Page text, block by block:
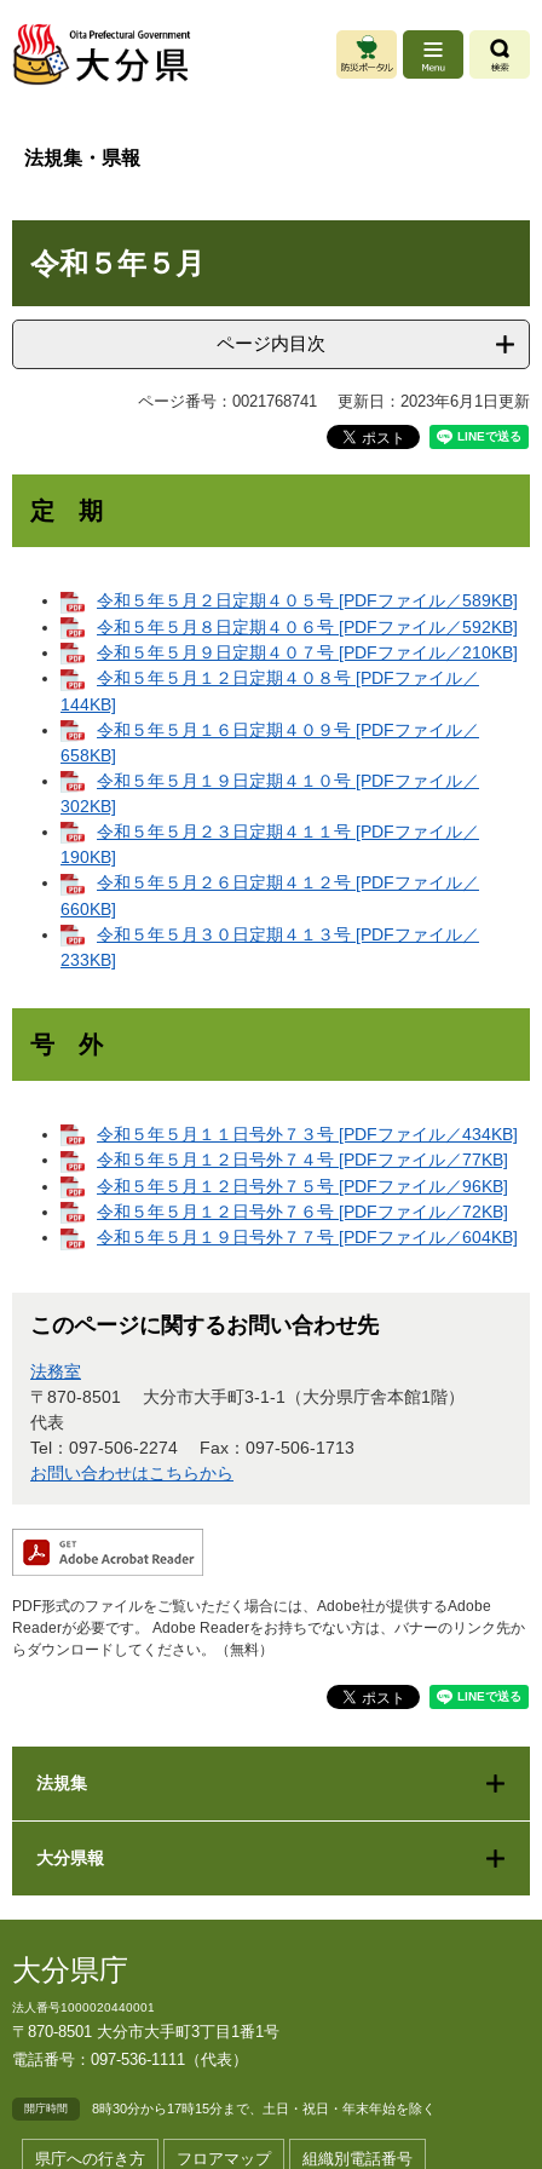
ジ
ュ
法規集・県報
令和５年５月
ページ内目次
ページ番号：0021768741 更新日：2023年6月1日更新
定 期
令和５年５月２日定期４０５号 [PDFファイル／589KB]
令和５年５月８日定期４０６号 [PDFファイル／592KB]
令和５年５月９日定期４０７号 [PDFファイル／210KB]
令和５年５月１２日定期４０８号 [PDFファイル／
144KB]
令和５年５月１６日定期４０９号 [PDFファイル／
658KB]
令和５年５月１９日定期４１０号 [PDFファイル／
302KB]
令和５年５月２３日定期４１１号 [PDFファイル／
190KB]
令和５年５月２６日定期４１２号 [PDFファイル／
660KB]
令和５年５月３０日定期４１３号 [PDFファイル／
233KB]
号 外
令和５年５月１１日号外７３号 [PDFファイル／434KB]
令和５年５月１２日号外７４号 [PDFファイル／77KB]
令和５年５月１２日号外７５号 [PDFファイル／96KB]
令和５年５月１２日号外７６号 [PDFファイル／72KB]
令和５年５月１９日号外７７号 [PDFファイル／604KB]
このページに関するお問い合わせ先
法務室
〒870-8501
大分市大手町3-1-1（大分県庁舎本館1階）
代表
Tel：097-506-2274
Fax：097-506-1713
お問い合わせはこちらから
PDF形式のファイルをご覧いただく場合には、Adobe社が提供するAdobe
Readerが必要です。
Adobe Readerをお持ちでない方は、バナーのリンク先か
らダウンロードしてください。（無料）
法規集
大分県報
大分県庁
法人番号1000020440001
〒870-8501 大分市大手町3丁目1番1号
電話番号：097-536-1111（代表）
開庁時間 8時30分から17時15分まで、土日・祝日・年末年始を除く
県庁への行き方 フロアマップ 組織別電話番号